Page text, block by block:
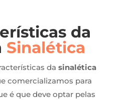
da
Sinalética
da sinalética
comercializamos para
é que deve optar pelas